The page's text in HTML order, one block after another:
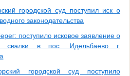
городской суд поступил иск о
законодательства
поступило исковое заявление о
свалки в пос. Идельбаево г.
городской суд поступило